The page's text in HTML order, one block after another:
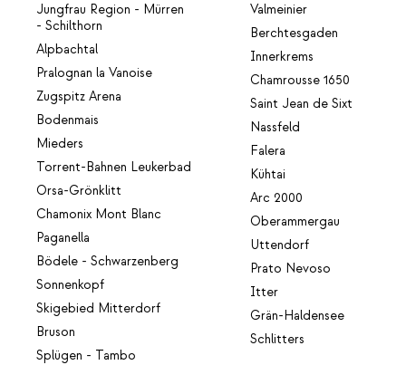
Jungfrau Region - Mürren
- Schilthorn
Alpbachtal
Pralognan la Vanoise
Zugspitz Arena
Bodenmais
Mieders
Torrent-Bahnen Leukerbad
Orsa-Grönklitt
Chamonix Mont Blanc
Paganella
Bödele - Schwarzenberg
Sonnenkopf
Skigebied Mitterdorf
Bruson
Splügen - Tambo
Valmeinier
Berchtesgaden
Innerkrems
Chamrousse 1650
Saint Jean de Sixt
Nassfeld
Falera
Kühtai
Arc 2000
Oberammergau
Uttendorf
Prato Nevoso
Itter
Grän-Haldensee
Schlitters